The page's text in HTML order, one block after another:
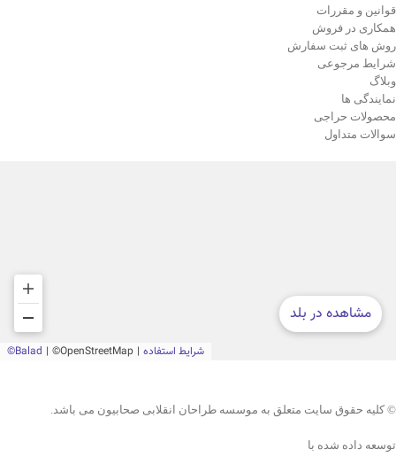
قوانین و مقررات
همکاری در فروش
روش های ثبت سفارش
شرایط مرجوعی
وبلاگ
نمایندگی ها
محصولات حراجی
سوالات متداول
© کلیه حقوق سایت متعلق به موسسه طراحان انقلابی صحابیون می باشد.
توسعه داده شده با